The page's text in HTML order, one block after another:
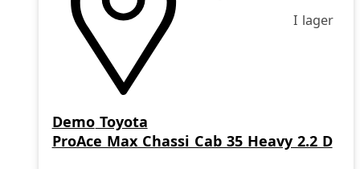
I lager
Demo Toyota
ProAce Max Chassi Cab 35 Heavy 2.2 D